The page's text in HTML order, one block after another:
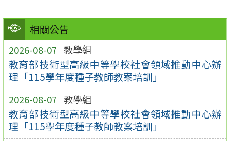
相關公告
2026-08-07 教學組
教育部技術型高級中等學校社會領域推動中心辦
理「115學年度種子教師教案培訓」
2026-08-07 教學組
教育部技術型高級中等學校社會領域推動中心辦
理「115學年度種子教師教案培訓」